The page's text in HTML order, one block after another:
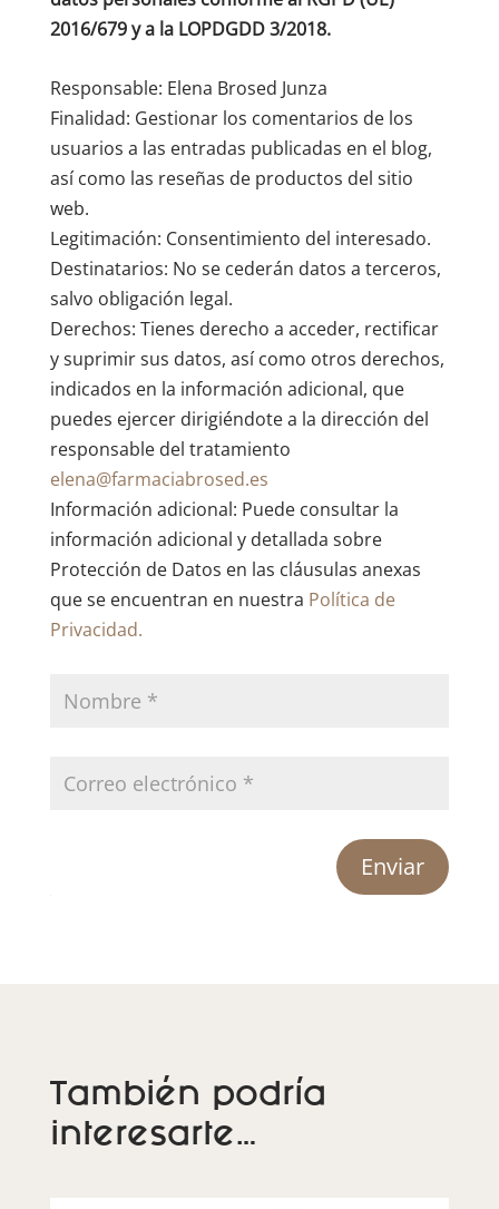
2016/679 y a la LOPDGDD 3/2018.
Responsable: Elena Brosed Junza
Finalidad: Gestionar los comentarios de los
usuarios a las entradas publicadas en el blog,
así como las reseñas de productos del sitio
web.
Legitimación: Consentimiento del interesado.
Destinatarios: No se cederán datos a terceros,
salvo obligación legal.
Derechos: Tienes derecho a acceder, rectificar
y suprimir sus datos, así como otros derechos,
indicados en la información adicional, que
puedes ejercer dirigiéndote a la dirección del
responsable del tratamiento
elena@farmaciabrosed.es
Información adicional: Puede consultar la
información adicional y detallada sobre
Protección de Datos en las cláusulas anexas
que se encuentran en nuestra Política de
Privacidad.
Enviar
También podría
interesarte…